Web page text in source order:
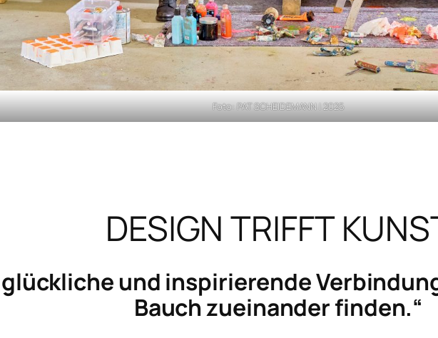
Foto: PAT SCHEIDEMANN | 2025
DESIGN TRIFFT
glückliche und inspirierende
Bauch zueinander finden.“